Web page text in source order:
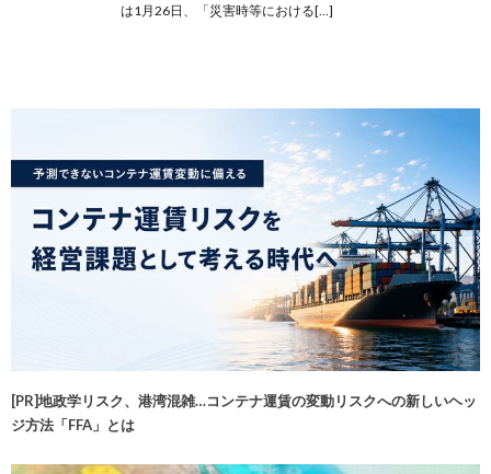
は1月26日、「災害時等における[…]
[PR]地政学リスク、港湾混雑…コンテナ運賃の変動リスクへの新しいヘッ
ジ方法「FFA」とは